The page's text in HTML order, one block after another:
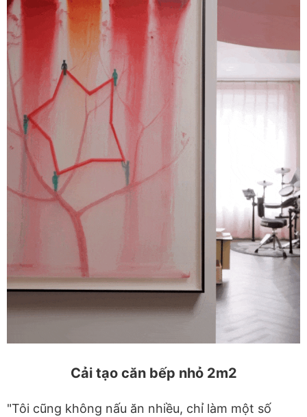
Cải tạo căn bếp nhỏ 2m2
"Tôi cũng không nấu ăn nhiều, chỉ làm một số